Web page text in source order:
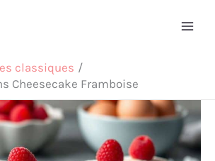
classiques
Cheesecake Framboise